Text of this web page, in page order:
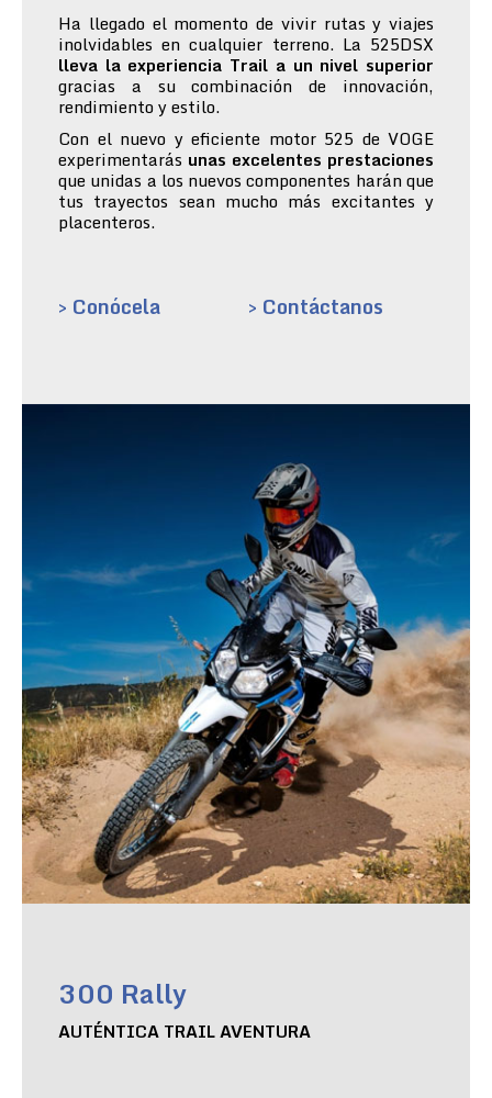
Ha llegado el momento de vivir rutas y viajes
inolvidables en cualquier terreno. La 525DSX
lleva la experiencia Trail a un nivel superior
gracias a su combinación de innovación,
rendimiento y estilo.
Con el nuevo y eficiente motor 525 de VOGE
experimentarás unas excelentes prestaciones
que unidas a los nuevos componentes harán que
tus trayectos sean mucho más excitantes y
placenteros.
> Conócela > Contáctanos
300 Rally
AUTÉNTICA TRAIL AVENTURA